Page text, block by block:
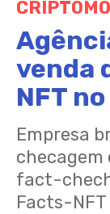
venda
NFT
Empresa
checagem
fact-
Facts-NFT